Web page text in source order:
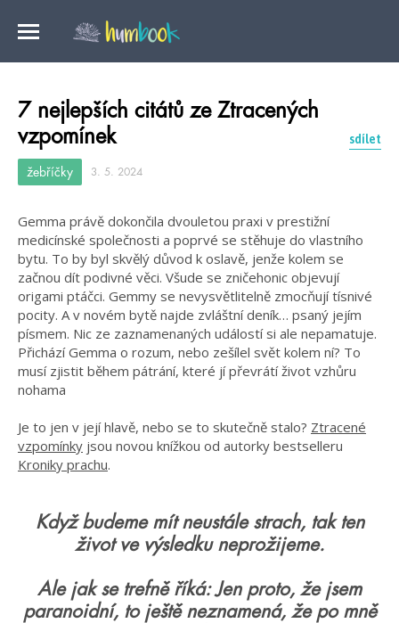
7 nejlepších citátů ze Ztracených
vzpomínek
sdílet
žebříčky 3. 5. 2024
Gemma právě dokončila dvouletou praxi v prestižní
medicínské společnosti a poprvé se stěhuje do vlastního
bytu. To by byl skvělý důvod k oslavě, jenže kolem se
začnou dít podivné věci. Všude se zničehonic objevují
origami ptáčci. Gemmy se nevysvětlitelně zmocňují tísnivé
pocity. A v novém bytě najde zvláštní deník… psaný jejím
písmem. Nic ze zaznamenaných událostí si ale nepamatuje.
Přichází Gemma o rozum, nebo zešílel svět kolem ní? To
musí zjistit během pátrání, které jí převrátí život vzhůru
nohama
Je to jen v její hlavě, nebo se to skutečně stalo? Ztracené
vzpomínky jsou novou knížkou od autorky bestselleru
Kroniky prachu.
Když budeme mít neustále strach, tak ten
život ve výsledku neprožijeme.
Ale jak se trefně říká: Jen proto, že jsem
paranoidní, to ještě neznamená, že po mně